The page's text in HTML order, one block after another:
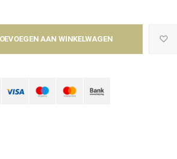
AAN WINKELWAGEN